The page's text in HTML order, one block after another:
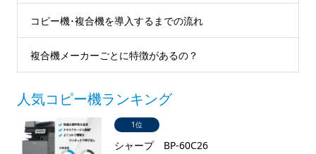
コピー機･複合機を導入するまでの流れ
複合機メーカーごとに特徴があるの？
人気コピー機ランキング
1位
シャープ BP-60C26